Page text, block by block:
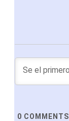
0 COMMENTS